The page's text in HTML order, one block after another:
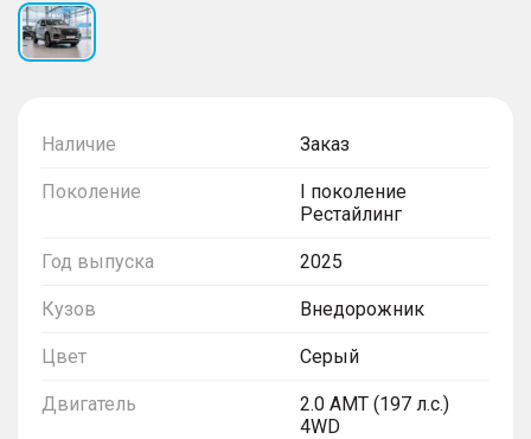
Наличие Заказ
Поколение
I поколение
Рестайлинг
Год выпуска 2025
Кузов Внедорожник
Цвет Серый
Двигатель
2.0 AMT (197 л.с.)
4WD